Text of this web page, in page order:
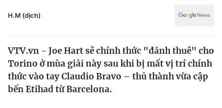
Move
Phong cách
Chân dung
Thể thao điện tử
Bên lề
H.M (dịch)
VTV.vn - Joe Hart sẽ chính thức "đánh thuê" cho
Torino ở mùa giải này sau khi bị mất vị trí chính
thức vào tay Claudio Bravo – thủ thành vừa cập
bến Etihad từ Barcelona.